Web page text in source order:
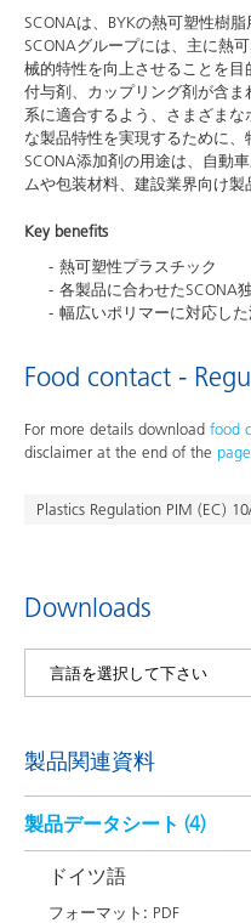
SCONAは、BYKの熱可塑性樹
SCONAグループには、主に熱
械的特性を向上させることを
付与剤、カップリング剤が含ま
系に適合するよう、さまざま
な製品特性を実現するために、
SCONA添加剤の用途は、自動
ムや包装材料、建設業界向け製
Key benefits
熱可塑性プラスチック
各製品に合わせたSCONA
幅広いポリマーに対応し
Food contact -
For more details download food
disclaimer at the end of the page
Plastics Regulation PIM (EC)
Downloads
製品関連資料
製品データシート (4)
ドイツ語
フォーマット: PDF